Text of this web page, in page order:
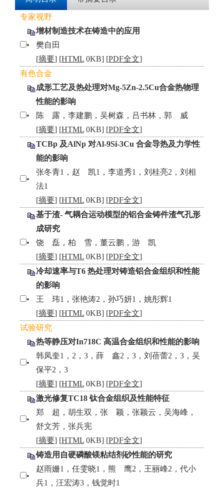
专家视野
增材制造技术在铸造中的应用
•
樊自田
[摘要] [HTML 0KB] [PDF全文]
有色合金
成形工艺及热处理对Mg-5Zn-2.5Cu合金热物理
性能的影响
•
陈 露，李建鹏，吴树森，吕书林，郭 威
[摘要] [HTML 0KB] [PDF全文]
TCBp 及AlNp 对Al-9Si-3Cu 合金导热及力学性
能的影响
•
张冬青1，赵 凯1，李道秀1，刘桂亮2，刘相
法1
[摘要] [HTML 0KB] [PDF全文]
基于渣- 气耦合运动模型的铝合金铸件渣气孔形
成研究
•
饶 磊，柏 雪，董云鹏，游 凯
[摘要] [HTML 0KB] [PDF全文]
冷却速率与T6 热处理对铸造铝合金组织和性能
的影响
•
王 玮1，张艳涛2，孙巧妍1，姚彤辉1
[摘要] [HTML 0KB] [PDF全文]
试验研究
热等静压对In718C 高温合金组织和性能的影响
•
韩凤奎1，2，3，薛 鑫2，3，刘蓓蕾2，3，吴
保平2，3
[摘要] [HTML 0KB] [PDF全文]
激光修复TC18 钛合金组织及性能特征
•
郑 超，胡生双，张 颖，张颖云，吴海峰，
舒文芳，张兵宪
[摘要] [HTML 0KB] [PDF全文]
铸造用自硬磷酸镁粘结剂砂性能的研究
•
赵雨姗1，任雯晓1，熊 鹰2，王丽峰2，代小
兵1，汪宏涛3，钱觉时1